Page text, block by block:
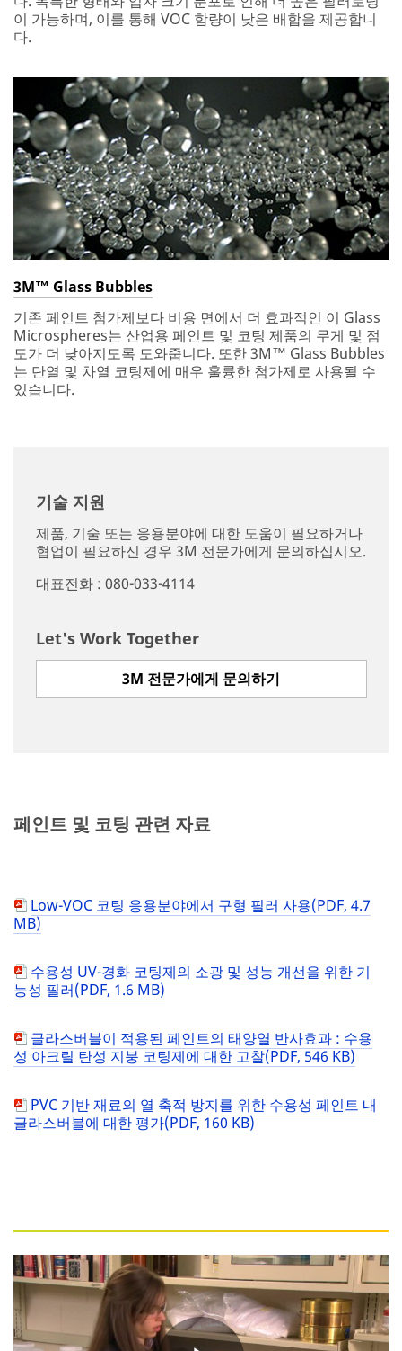
이 가능하며, 이를 통해 VOC 함량이 낮은 배합을 제공합니
다.
3M™ Glass Bubbles
기존 페인트 첨가제보다 비용 면에서 더 효과적인 이 Glass
Microspheres는 산업용 페인트 및 코팅 제품의 무게 및 점
도가 더 낮아지도록 도와줍니다. 또한 3M™ Glass Bubbles
는 단열 및 차열 코팅제에 매우 훌륭한 첨가제로 사용될 수
있습니다.
기술 지원
제품, 기술 또는 응용분야에 대한 도움이 필요하거나
협업이 필요하신 경우 3M 전문가에게 문의하십시오.
대표전화 : 080-033-4114
Let's Work Together
3M 전문가에게 문의하기
페인트 및 코팅 관련 자료
Low-VOC 코팅 응용분야에서 구형 필러 사용(PDF, 4.7
MB)
수용성 UV-경화 코팅제의 소광 및 성능 개선을 위한 기
능성 필러(PDF, 1.6 MB)
글라스버블이 적용된 페인트의 태양열 반사효과 : 수용
성 아크릴 탄성 지붕 코팅제에 대한 고찰(PDF, 546 KB)
PVC 기반 재료의 열 축적 방지를 위한 수용성 페인트 내
글라스버블에 대한 평가(PDF, 160 KB)